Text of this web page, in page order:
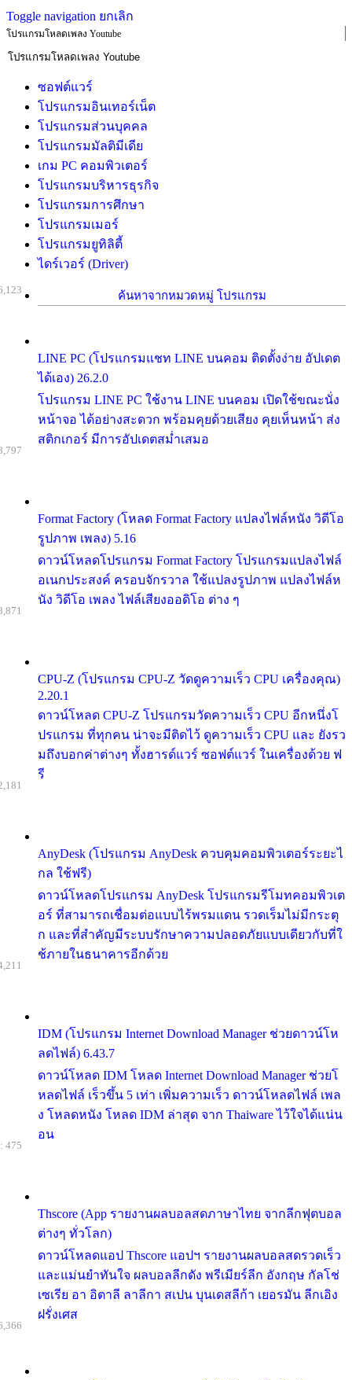
Toggle navigation ยกเลิก
โปรแกรมโหลดเพลง Youtube
ซอฟต์แวร์
โปรแกรมอินเทอร์เน็ต
โปรแกรมส่วนบุคคล
โปรแกรมมัลติมีเดีย
เกม PC คอมพิวเตอร์
โปรแกรมบริหารธุรกิจ
โปรแกรมการศึกษา
โปรแกรมเมอร์
โปรแกรมยูทิลิตี้
ไดร์เวอร์ (Driver)
ค้นหาจากหมวดหมู่ โปรแกรม
LINE PC (โปรแกรมแชท LINE บนคอม ติดตั้งง่าย อัปเดต
ได้เอง) 26.2.0
โปรแกรม LINE PC ใช้งาน LINE บนคอม เปิดใช้ขณะนั่ง
หน้าจอ ได้อย่างสะดวก พร้อมคุยด้วยเสียง คุยเห็นหน้า ส่ง
สติกเกอร์ มีการอัปเดตสม่ำเสมอ
Format Factory (โหลด Format Factory แปลงไฟล์หนัง วิดีโอ
รูปภาพ เพลง) 5.16
ดาวน์โหลดโปรแกรม Format Factory โปรแกรมแปลงไฟล์
อเนกประสงค์ ครอบจักรวาล ใช้แปลงรูปภาพ แปลงไฟล์ห
นัง วิดีโอ เพลง ไฟล์เสียงออดิโอ ต่าง ๆ
CPU-Z (โปรแกรม CPU-Z วัดดูความเร็ว CPU เครื่องคุณ)
2.20.1
ดาวน์โหลด CPU-Z โปรแกรมวัดความเร็ว CPU อีกหนึ่งโ
ปรแกรม ที่ทุกคน น่าจะมีติดไว้ ดูความเร็ว CPU และ ยังรว
มถึงบอกค่าต่างๆ ทั้งฮารด์แวร์ ซอฟต์แวร์ ในเครื่องด้วย ฟ
รี
AnyDesk (โปรแกรม AnyDesk ควบคุมคอมพิวเตอร์ระยะไ
กล ใช้ฟรี)
ดาวน์โหลดโปรแกรม AnyDesk โปรแกรมรีโมทคอมพิวเต
อร์ ที่สามารถเชื่อมต่อแบบไร้พรมแดน รวดเร็มไม่มีกระตุ
ก และที่สำคัญมีระบบรักษาความปลอดภัยแบบเดียวกับที่ใ
ช้ภายในธนาคารอีกด้วย
IDM (โปรแกรม Internet Download Manager ช่วยดาวน์โห
ลดไฟล์) 6.43.7
ดาวน์โหลด IDM โหลด Internet Download Manager ช่วยโ
หลดไฟล์ เร็วขึ้น 5 เท่า เพิ่มความเร็ว ดาวน์โหลดไฟล์ เพล
ง โหลดหนัง โหลด IDM ล่าสุด จาก Thaiware ไว้ใจได้แน่น
อน
Thscore (App รายงานผลบอลสดภาษาไทย จากลีกฟุตบอล
ต่างๆ ทั่วโลก)
ดาวน์โหลดแอป Thscore แอปฯ รายงานผลบอลสดรวดเร็ว
และแม่นยำทันใจ ผลบอลลีกดัง พรีเมียร์ลีก อังกฤษ กัลโช่
เซเรีย อา อิตาลี ลาลีกา สเปน บุนเดสลีก้า เยอรมัน ลีกเอิง
ฝรั่งเศส
475